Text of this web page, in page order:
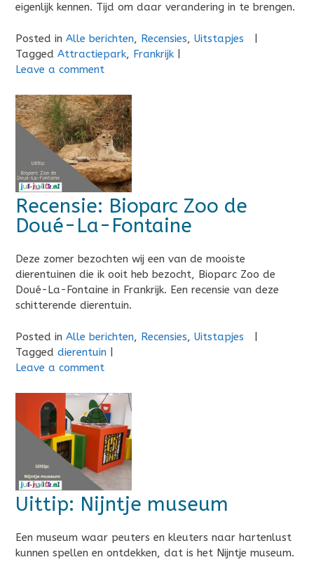
eigenlijk kennen. Tijd om daar verandering in te brengen.
Posted in Alle berichten, Recensies, Uitstapjes
Tagged Attractiepark, Frankrijk
Leave a comment
Recensie: Bioparc Zoo de
Doué-La-Fontaine
Deze zomer bezochten wij een van de mooiste
dierentuinen die ik ooit heb bezocht, Bioparc Zoo de
Doué-La-Fontaine in Frankrijk. Een recensie van deze
schitterende dierentuin.
Posted in Alle berichten, Recensies, Uitstapjes
Tagged dierentuin
Leave a comment
Uittip: Nijntje museum
Een museum waar peuters en kleuters naar hartenlust
kunnen spellen en ontdekken, dat is het Nijntje museum.